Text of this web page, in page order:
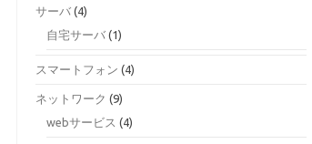
サーバ (4)
自宅サーバ (1)
スマートフォン (4)
ネットワーク (9)
webサービス (4)